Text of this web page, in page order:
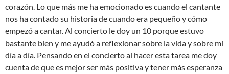
corazón. Lo que más me ha emocionado es cuando el cantante
nos ha contado su historia de cuando era pequeño y cómo
empezó a cantar. Al concierto le doy un 10 porque estuvo
bastante bien y me ayudó a reflexionar sobre la vida y sobre mi
día a día. Pensando en el concierto al hacer esta tarea me doy
cuenta de que es mejor ser más positiva y tener más esperanza